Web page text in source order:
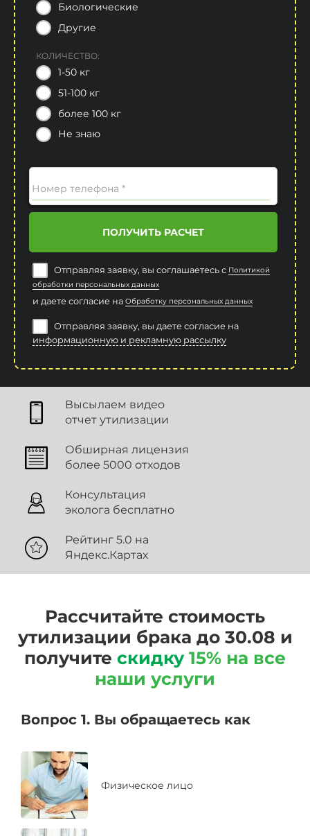
Биологические
Другие
КОЛИЧЕСТВО:
1-50 кг
51-100 кг
более 100 кг
Не знаю
Номер телефона *
ПОЛУЧИТЬ РАСЧЕТ
Отправляя заявку, вы соглашаетесь с Политикой
обработки персональных данных
и даете согласие на Обработку персональных данных
Отправляя заявку, вы даете согласие на
информационную и рекламную рассылку
Высылаем видео
отчет утилизации
Обширная лицензия
более 5000 отходов
Консультация
эколога бесплатно
Рейтинг 5.0 на
Яндекс.Картах
Рассчитайте стоимость
утилизации брака до 30.08 и
получите скидку 15% на все
наши услуги
Вопрос 1. Вы обращаетесь как
Физическое лицо